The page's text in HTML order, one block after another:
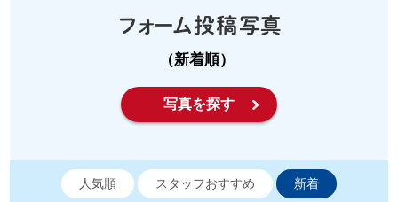
（新着順）
写真を探す
人気順 スタッフおすすめ 新着